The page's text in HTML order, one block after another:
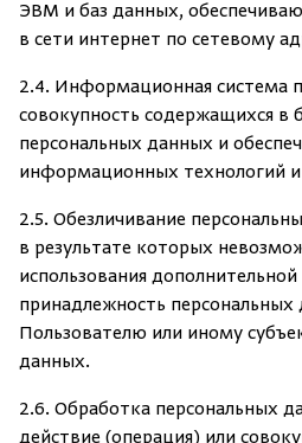
Пародушевые
Краны
ЭВМ и баз данных,
в сети интернет по сетевому
2.4. Информационная система
совокупность содержащихся в
персональных данных и
информационных технологий и
2.5. Обезличивание
в результате которых
использования
принадлежность
Пользователю или иному
данных.
2.6. Обработка персональных
действие (операция) или